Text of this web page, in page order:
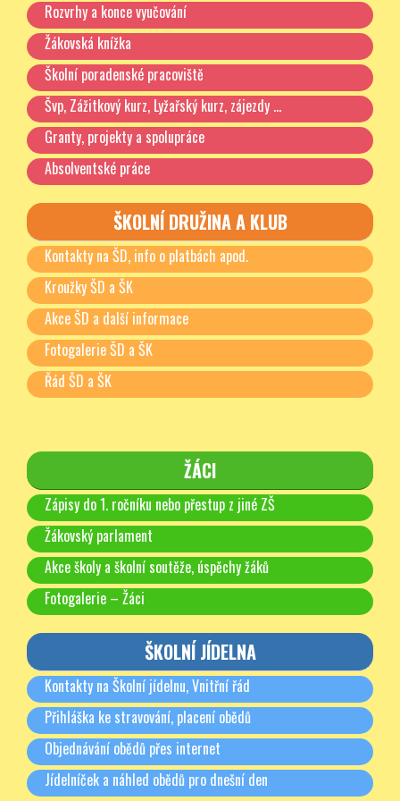
Rozvrhy a konce vyučování
Žákovská knížka
Školní poradenské pracoviště
Švp, Zážitkový kurz, Lyžařský kurz, zájezdy …
Granty, projekty a spolupráce
Absolventské práce
ŠKOLNÍ DRUŽINA A KLUB
Kontakty na ŠD, info o platbách apod.
Kroužky ŠD a ŠK
Akce ŠD a další informace
Fotogalerie ŠD a ŠK
Řád ŠD a ŠK
ŽÁCI
Zápisy do 1. ročníku nebo přestup z jiné ZŠ
Žákovský parlament
Akce školy a školní soutěže, úspěchy žáků
Fotogalerie – Žáci
ŠKOLNÍ JÍDELNA
Kontakty na Školní jídelnu, Vnitřní řád
Přihláška ke stravování, placení obědů
Objednávání obědů přes internet
Jídelníček a náhled obědů pro dnešní den